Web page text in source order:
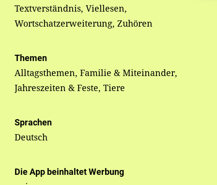
Textverständnis, Viellesen,
Wortschatzerweiterung, Zuhören
Themen
Alltagsthemen, Familie & Miteinander,
Jahreszeiten & Feste, Tiere
Sprachen
Deutsch
Die App beinhaltet Werbung